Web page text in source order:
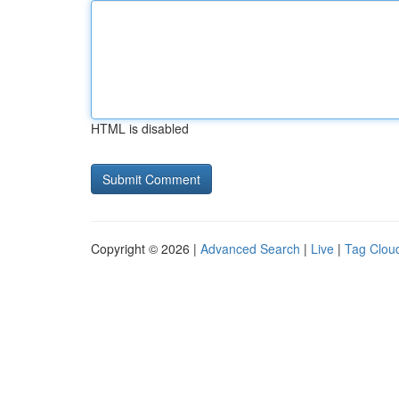
HTML is disabled
Copyright © 2026 | Advanced Search | Live | Tag